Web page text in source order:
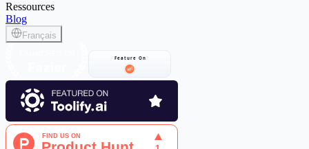
Ressources
Blog
Français